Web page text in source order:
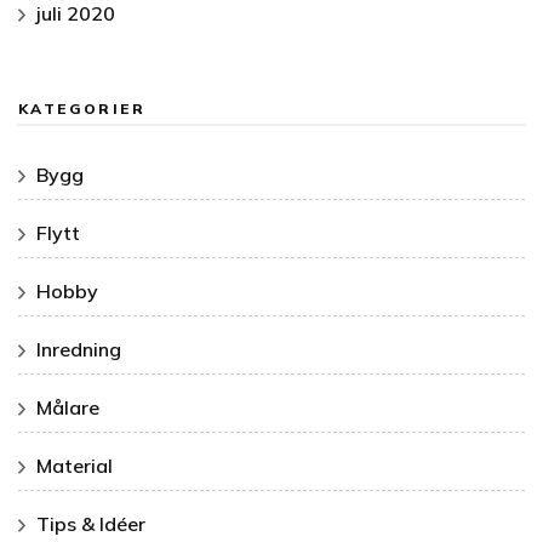
juli 2020
KATEGORIER
Bygg
Flytt
Hobby
Inredning
Målare
Material
Tips & Idéer